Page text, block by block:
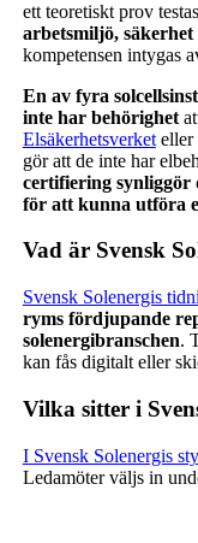
ett teoretiskt prov testas
arbetsmiljö,
kompetensen intygas
En av fyra
inte har behörighet
Elsäkerhetsverketeller
gör att de inte har
certifiering synliggör
för att kunna utföra
Vad är Svensk
Svensk Solenergis
ryms fördjupande
solenergibranschen.
kan fås digitalt eller
Vilka sitter i
I Svensk Solenergis
Ledamöter väljs in